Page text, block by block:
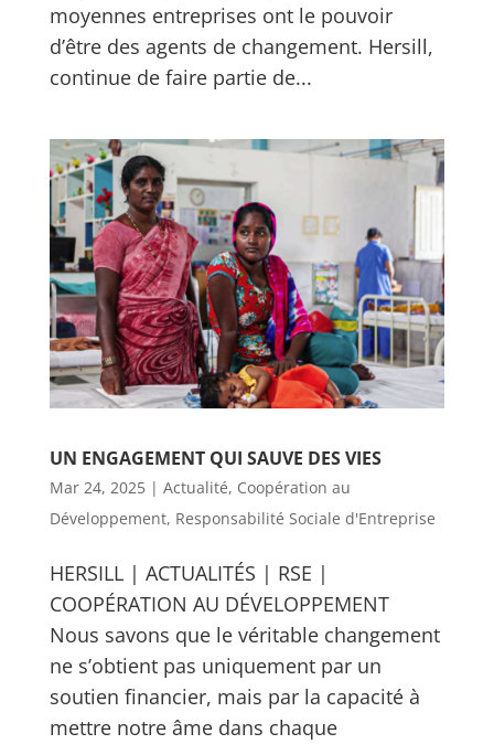
moyennes entreprises ont le pouvoir
d’être des agents de changement. Hersill,
continue de faire partie de...
UN ENGAGEMENT QUI SAUVE DES VIES
Mar 24, 2025| Actualité, Coopération au
Développement, Responsabilité Sociale d'Entreprise
HERSILL | ACTUALITÉS | RSE |
COOPÉRATION AU DÉVELOPPEMENT
Nous savons que le véritable changement
ne s’obtient pas uniquement par un
soutien financier, mais par la capacité à
mettre notre âme dans chaque